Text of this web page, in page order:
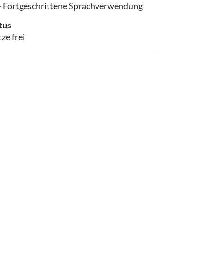
Fortgeschrittene Sprachverwendung
frei